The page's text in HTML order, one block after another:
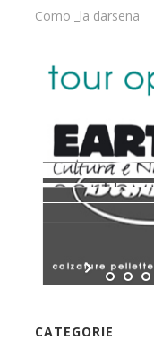
Como _la darsena
CATEGORIE